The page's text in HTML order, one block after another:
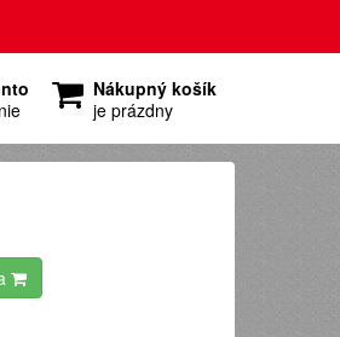
Nákupný košík
je prázdny